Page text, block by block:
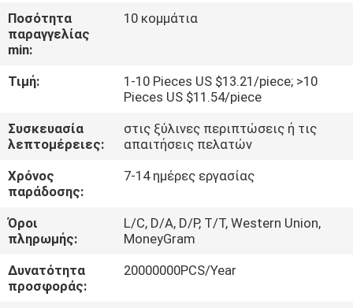
ΣΧΕΤΙΚΆ
ΜΕ
ΕΜΆΣ
ΓΎΡΟΣ
ΕΡΓΟΣΤΑΣΊΩΝ
ΠΟΙΟΤΙΚΌΣ
ΈΛΕΓΧΟΣ
ΕΠΑΦΉ
Ποσότητα
παραγγελίας
min:
10 κομμάτια
Τιμή:
1-10 Pieces US $13.21/piece; >10
Pieces US $11.54/piece
Συσκευασία
λεπτομέρειες:
στις ξύλινες περιπτώσεις ή τις
απαιτήσεις πελατών
Χρόνος
παράδοσης:
7-14 ημέρες εργασίας
Όροι
πληρωμής:
L/C, D/A, D/P, T/T, Western Union,
MoneyGram
Δυνατότητα
προσφοράς:
20000000PCS/Year